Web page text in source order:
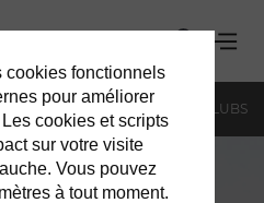
RESTAURANTS BARS & CLUBS
cookies fonctionnels
pour améliorer
cookies et scripts
sur votre visite
Vous pouvez
à tout moment.